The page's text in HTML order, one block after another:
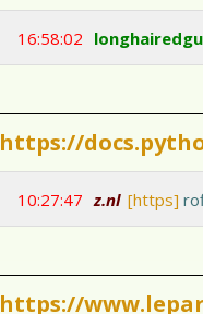
16:58:02
https://
10:27:47 z.nl [https]
https://